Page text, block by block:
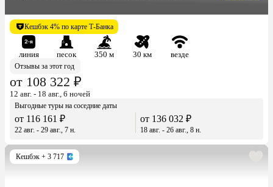
Кешбэк 4% по карте Т-Банка
линия песок 350 м 30 км
везде
Отзывы за этот год
от 108 322 ₽
12 авг. - 18 авг., 6 ночей
Выгодные туры на соседние даты
от 116 161 ₽
22 авг. - 29 авг., 7 н.
от 136 032 ₽
18 авг. - 26 авг., 8 н.
Кешбэк + 3 717